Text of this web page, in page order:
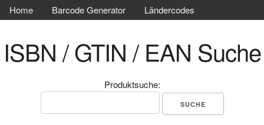
Home Barcode Generator Ländercodes
ISBN / GTIN / EAN Suche
Produktsuche: